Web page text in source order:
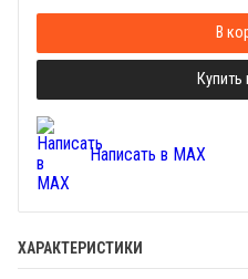
В
Купить
Написать в MAX
ХАРАКТЕРИСТИКИ